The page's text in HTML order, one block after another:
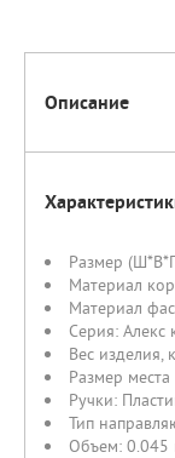
Описание
Размер
Материал
Материал
Серия: Алекс
Вес изделия,
Размер
Ручки:
Тип
Объем: 0.045